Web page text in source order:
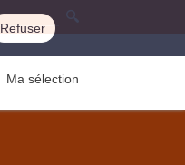
Refuser
Ma sélection